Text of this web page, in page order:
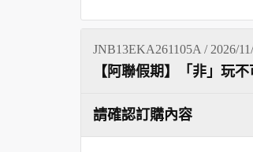
JNB13EKA261105A / 2026/
【阿聯假期】「非」玩
請確認訂購內容